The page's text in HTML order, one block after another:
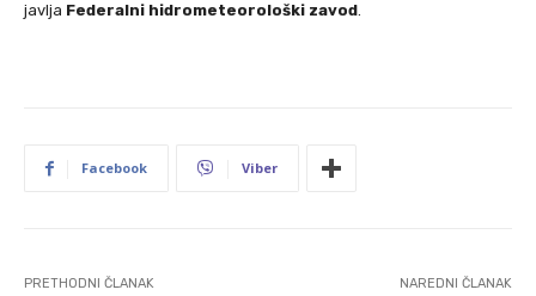
javlja Federalni hidrometeorološki zavod.
Facebook Viber
PRETHODNI ČLANAK NAREDNI ČLANAK